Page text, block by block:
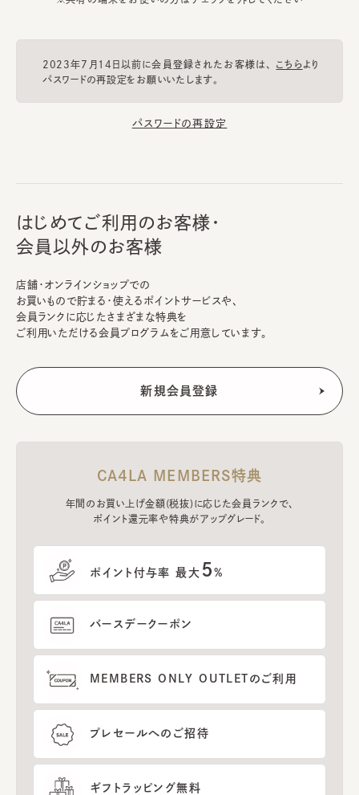
2023年7月14日以前に会員登録されたお客様は、 こちらより
パスワードの再設定をお願いいたします。
パスワードの再設定
はじめてご利用のお客様・
会員以外のお客様
店舗・オンラインショップでの
お買いもので貯まる・使えるポイントサービスや、
会員ランクに応じたさまざまな特典を
ご利用いただける会員プログラムをご用意しています。
CA4LA MEMBERS特典
年間のお買い上げ金額(税抜)に応じた会員ランクで、
ポイント還元率や特典がアップグレード。
ポイント付与率 最大 5%
バースデークーポン
MEMBERS ONLY OUTLETのご利用
プレセールへのご招待
ギフトラッピング無料